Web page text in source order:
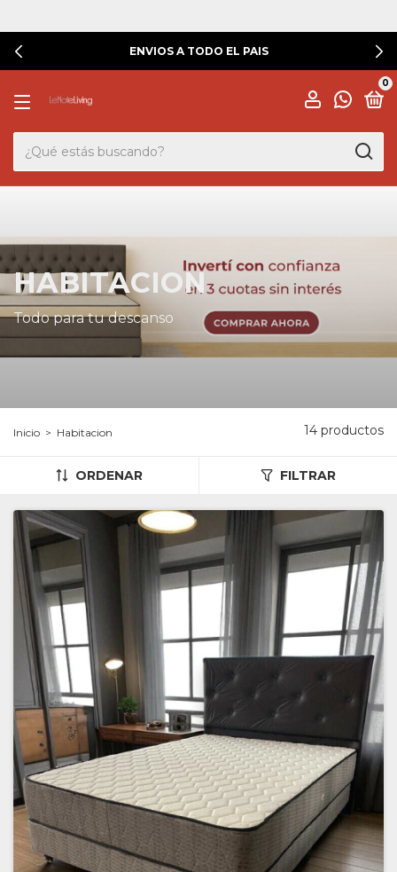
ENVIOS A TODO EL PAIS
0
HABITACION
Todo para tu descanso
Inicio > Habitacion 14 productos
ORDENAR FILTRAR